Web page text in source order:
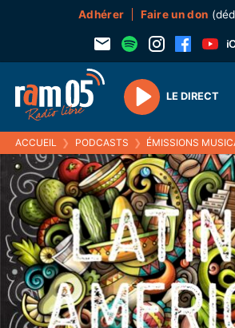
Adhérer Faire un don
Play
LE DIRECT
ACCUEIL ❯ PODCASTS ❯ ÉMISSIONS